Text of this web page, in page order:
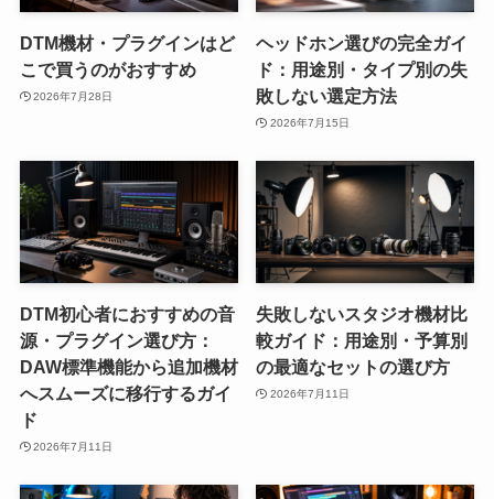
DTM機材・プラグインはど
こで買うのがおすすめ
2026年7月28日
ヘッドホン選びの完全ガイ
ド：用途別・タイプ別の失
敗しない選定方法
2026年7月15日
DTM初心者におすすめの音
源・プラグイン選び方：
DAW標準機能から追加機材
へスムーズに移行するガイ
ド
2026年7月11日
失敗しないスタジオ機材比
較ガイド：用途別・予算別
の最適なセットの選び方
2026年7月11日